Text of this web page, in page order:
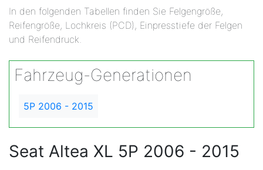
In den folgenden Tabellen finden Sie Felgengröße,
Reifengröße, Lochkreis (PCD), Einpresstiefe der Felgen
und Reifendruck.
Fahrzeug-Generationen
5P 2006 - 2015
Seat Altea XL 5P 2006 - 2015